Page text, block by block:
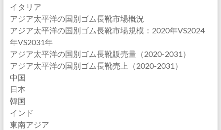
イタリア
アジア太平洋の国別ゴム長靴市場概況
アジア太平洋の国別ゴム長靴市場規模：2020年VS2024
年VS2031年
アジア太平洋の国別ゴム長靴販売量（2020-2031）
アジア太平洋の国別ゴム長靴売上（2020-2031）
中国
日本
韓国
インド
東南アジア